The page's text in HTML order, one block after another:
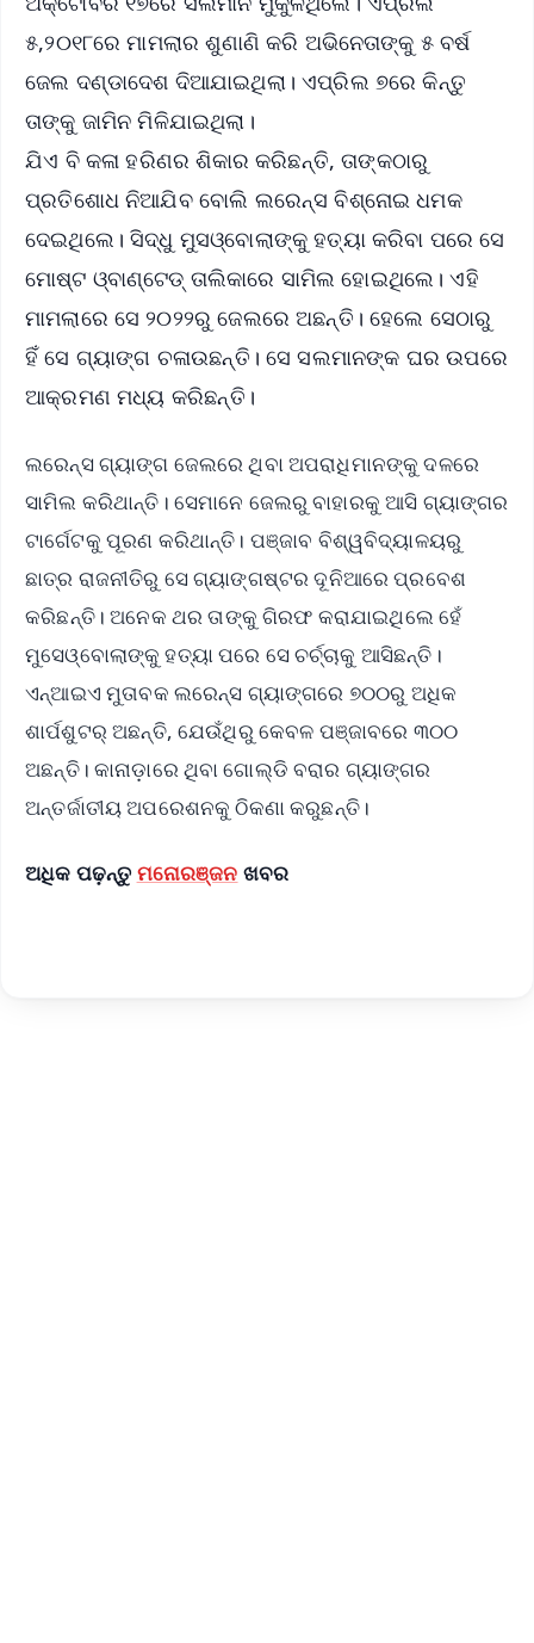
୫,୨୦୧୮ରେ ମାମଲାର ଶୁଣାଣି କରି ଅଭିନେତାଙ୍କୁ ୫ ବର୍ଷ
ଜେଲ ଦଣ୍ଡାଦେଶ ଦିଆଯାଇଥିଲା। ଏପ୍ରିଲ ୭ରେ କିନ୍ତୁ
ତାଙ୍କୁ ଜାମିନ ମିଳିଯାଇଥିଲା।
ଯିଏ ବି କଳା ହରିଣର ଶିକାର କରିଛନ୍ତି, ତାଙ୍କଠାରୁ
ପ୍ରତିଶୋଧ ନିଆଯିବ ବୋଲି ଲରେନ୍ସ ବିଶ୍ନୋଇ ଧମକ
ଦେଇଥିଲେ। ସିଦ୍ଧୁ ମୁସଓ୍ବୋଲାଙ୍କୁ ହତ୍ୟା କରିବା ପରେ ସେ
ମୋଷ୍ଟ ଓ୍ବାଣ୍ଟେଡ୍‌ ତାଲିକାରେ ସାମିଲ ହୋଇଥିଲେ। ଏହି
ମାମଲାରେ ସେ ୨୦୨୨ରୁ ଜେଲରେ ଅଛନ୍ତି। ହେଲେ ସେଠାରୁ
ହିଁ ସେ ଗ୍ୟାଙ୍ଗ ଚଳାଉଛନ୍ତି। ସେ ସଲମାନଙ୍କ ଘର ଉପରେ
ଆକ୍ରମଣ ମଧ୍ୟ କରିଛନ୍ତି।
ଲରେନ୍ସ ଗ୍ୟାଙ୍ଗ ଜେଲରେ ଥିବା ଅପରାଧିମାନଙ୍କୁ ଦଳରେ
ସାମିଲ କରିଥାନ୍ତି। ସେମାନେ ଜେଲରୁ ବାହାରକୁ ଆସି ଗ୍ୟାଙ୍ଗର
ଟାର୍ଗେଟକୁ ପୂରଣ କରିଥାନ୍ତି। ପଞ୍ଜାବ ବିଶ୍ୱବିଦ୍ୟାଳୟରୁ
ଛାତ୍ର ରାଜନୀତିରୁ ସେ ଗ୍ୟାଙ୍ଗଷ୍ଟର ଦୂନିଆରେ ପ୍ରବେଶ
କରିଛନ୍ତି। ଅନେକ ଥର ତାଙ୍କୁ ଗିରଫ କରାଯାଇଥିଲେ ହେଁ
ମୁସେଓ୍ବୋଲାଙ୍କୁ ହତ୍ୟା ପରେ ସେ ଚର୍ଚ୍ଚାକୁ ଆସିଛନ୍ତି।
ଏନ୍‌ଆଇଏ ମୁତାବକ ଲରେନ୍ସ ଗ୍ୟାଙ୍ଗରେ ୭୦୦ରୁ ଅଧିକ
ଶାର୍ପଶୁଟର୍‌ ଅଛନ୍ତି, ଯେଉଁଥିରୁ କେବଳ ପଞ୍ଜାବରେ ୩୦୦
ଅଛନ୍ତି। କାନାଡ଼ାରେ ଥିବା ଗୋଲ୍ଡି ବରାର ଗ୍ୟାଙ୍ଗର
ଅନ୍ତର୍ଜାତୀୟ ଅପରେଶନକୁ ଠିକଣା କରୁଛନ୍ତି।
ଅଧିକ ପଢ଼ନ୍ତୁ ମନୋରଞ୍ଜନ ଖବର